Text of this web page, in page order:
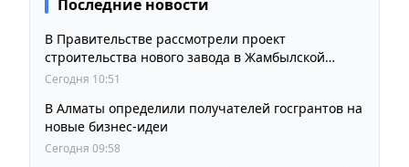
Последние новости
В Правительстве рассмотрели проект
строительства нового завода в Жамбылской
области
Сегодня 10:51
В Алматы определили получателей госгрантов на
новые бизнес-идеи
Сегодня 09:58